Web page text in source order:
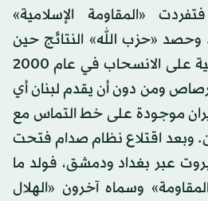
«المقاومة الإسلامية»
وحصد «حزب الله» النتائج حين
أرغمت القوات الإسرائيلية على الانسحاب في عام 2000
ومن دون أن يقدم لبنان أي
موجودة على خط التماس مع
وبعد اقتلاع نظام صدام فتحت
عبر بغداد ودمشق، فولد ما
وسماه آخرون «الهلال